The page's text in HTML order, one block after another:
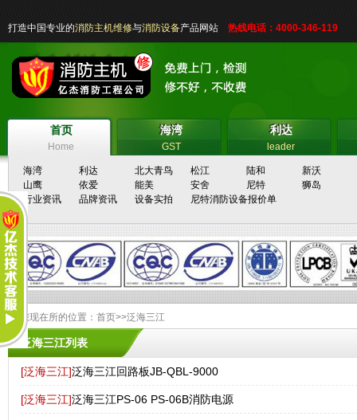
打造中国专业的消防主机维修与消防设备产品网站 热线电话：4000-346-119
首页 海湾 利达
首页
Home
海湾
GST
利达
leader
海湾 利达 北大青鸟 松江 陆和
新沃
山鹰
依爱 能美 安舍 尼特
狮岛
行业资讯
品牌资讯 设备实拍 尼特消防设备报价单
您现在所的位置： 首页>>泛海三江
泛海三江列表
[泛海三江]泛海三江回路板JB-QBL-9000
[泛海三江]泛海三江PS-06 PS-06B消防电源